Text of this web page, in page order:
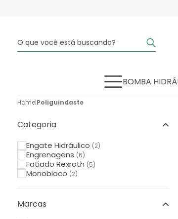
BOMBA
Home|Poliguindaste
Categoria
Engate Hidráulico (2)
Engrenagens (6)
Fatiado Rexroth (5)
Monobloco (2)
Marcas